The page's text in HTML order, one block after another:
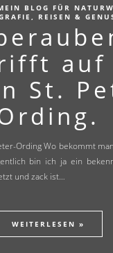
BLOG FÜR
REISEN &
auf
St.
bin ich ja ein
und zack ist…
WEITERLESEN »